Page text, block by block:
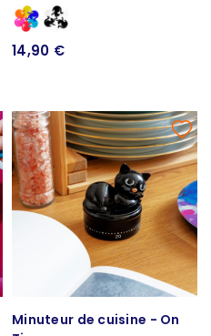
14,90 €
Minuteur de cuisine - On